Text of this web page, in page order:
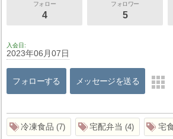
フォロー
4
フォロワー
5
入会日
2023年06月07日
フォローする メッセージを送る
冷凍食品 7 宅配弁当 4 宅